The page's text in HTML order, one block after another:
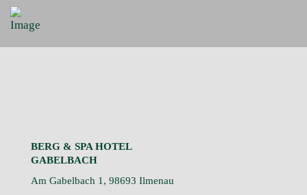
BERG & SPA HOTEL
GABELBACH
Am Gabelbach 1, 98693 Ilmenau